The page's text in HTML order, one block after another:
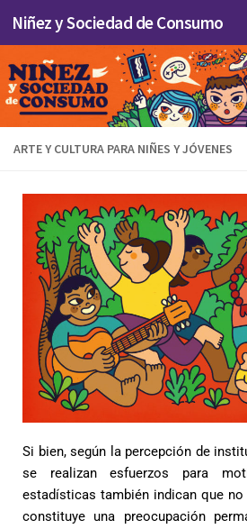
Skip to content
Niñez y Sociedad de Consumo
ARTE Y CULTURA PARA NIÑES Y JÓVENES
Si bien, según la percepción de
se realizan esfuerzos para
estadísticas también indican que
constituye una preocupación